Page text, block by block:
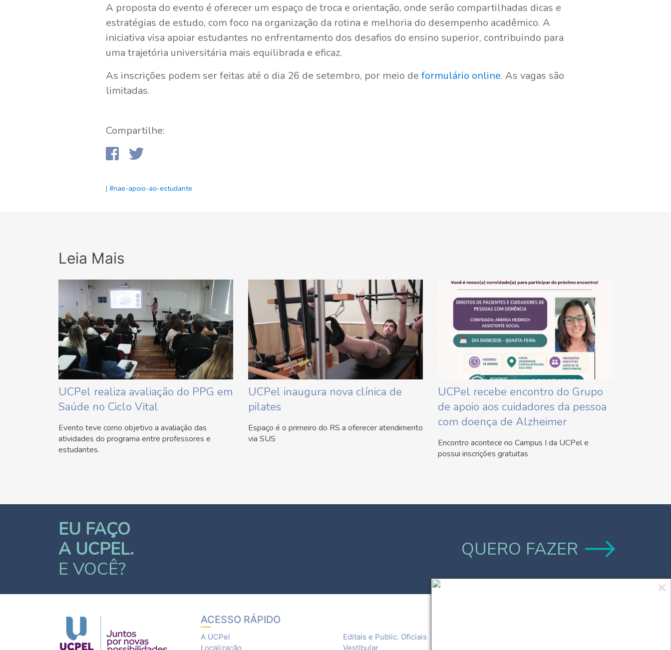
A proposta do evento é oferecer um espaço de troca e orientação, onde serão compartilhadas dicas e
estratégias de estudo, com foco na organização da rotina e melhoria do desempenho acadêmico. A
iniciativa visa apoiar estudantes no enfrentamento dos desafios do ensino superior, contribuindo para
uma trajetória universitária mais equilibrada e eficaz.
As inscrições podem ser feitas até o dia 26 de setembro, por meio de formulário online. As vagas são
limitadas.
Compartilhe:
| #nae-apoio-ao-estudante
Leia Mais
UCPel realiza avaliação do PPG em
Saúde no Ciclo Vital
Evento teve como objetivo a avaliação das
atividades do programa entre professores e
estudantes.
UCPel inaugura nova clínica de
pilates
Espaço é o primeiro do RS a oferecer atendimento
via SUS
UCPel recebe encontro do Grupo
de apoio aos cuidadores da pessoa
com doença de Alzheimer
Encontro acontece no Campus I da UCPel e
possui inscrições gratuitas
EU FAÇO
A UCPEL.
E VOCÊ?
QUERO FAZER
ACESSO RÁPIDO
A UCPel
Localização
Editais e Public. Oficiais
Vestibular